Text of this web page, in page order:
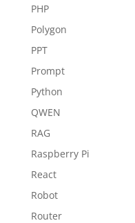
PHP
Polygon
PPT
Prompt
Python
QWEN
RAG
Raspberry Pi
React
Robot
Router